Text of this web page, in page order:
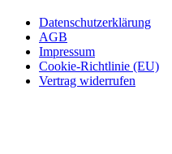
Datenschutzerklärung
AGB
Impressum
Cookie-Richtlinie (EU)
Vertrag widerrufen